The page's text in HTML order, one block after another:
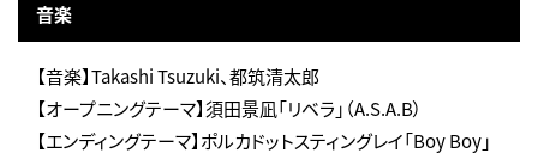
音楽
【音楽】Takashi Tsuzuki、都筑清太郎
【オープニングテーマ】須田景凪「リベラ」（A.S.A.B）
【エンディングテーマ】ポルカドットスティングレイ「Boy Boy」